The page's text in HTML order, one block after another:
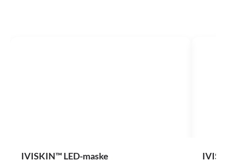
IVISKIN™ LED-maske